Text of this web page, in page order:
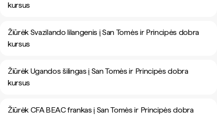
kursus
Žiūrėk Svazilando lilangenis į San Tomės ir Principės dobra
kursus
Žiūrėk Ugandos šilingas į San Tomės ir Principės dobra
kursus
Žiūrėk CFA BEAC frankas į San Tomės ir Principės dobra